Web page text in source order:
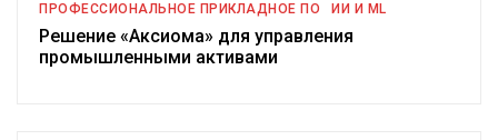
ПРОФЕССИОНАЛЬНОЕ ПРИКЛАДНОЕ ПО ИИ И ML
Решение «Аксиома» для управления
промышленными активами